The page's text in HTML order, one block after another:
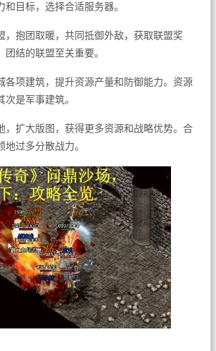
目标，选择合适服务器。
，抱团取暖，共同抵御外敌，获取联盟奖
结的联盟至关重要。
各项建筑，提升资源产量和防御能力。资源
是军事建筑。
，扩大版图，获得更多资源和战略优势。合
过多分散战力。